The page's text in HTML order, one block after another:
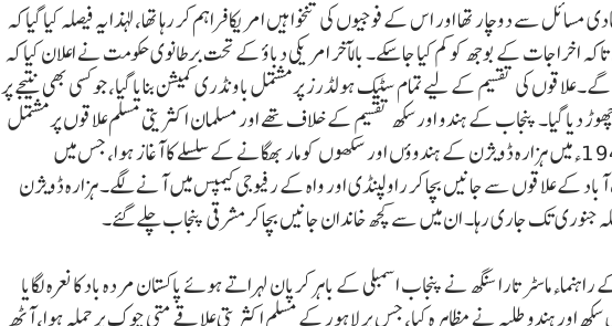
سے دوچار تھا اور اس کے فوجیوں کی تنخواہیں امریکا فراہم کر رہا تھا، لہذا یہ فیصلہ کیا گیا کہ
اخراجات کے بوجھ کو کم کیا جاسکے۔ بالآخر امریکی دباؤ کے تحت برطانوی حکومت نے اعلان کیا کہ
دیں گے۔ علاقوں کی تقسیم کے لیے تمام سٹیک ہولڈرز پر مشتمل باونڈری کمیشن بنایا گیا، جو کسی بھی نتیجے پر
چھوڑ دیا گیا۔ پنجاب کے ہندو اور سکھ تقسیم کے خلاف تھے اور مسلمان اکثریتی مسلم علاقوں پر مشتمل
ایک ریاست کے قیام کے حامی۔ دسمبر 1946ء میں ہزارہ ڈویژن کے ہندوؤں اور سکھوں کو مار بھگانے کے سلسلے کا آغاز ہوا، جس میں
آباد کے علاقوں سے جانیں بچا کر راولپنڈی اور واہ کے رفیوجی کیمپس میں آنے لگے۔ ہزارہ ڈویژن
تک جاری رہا۔ ان میں سے کچھ خاندان جانیں بچا کر مشرقی پنجاب چلے گئے۔
کو اکالی دل کے راہنماء ماسٹر تارا سنگھ نے پنجاب اسمبلی کے باہر کرپان لہراتے ہوئے پاکستان مردہ باد کا نعرہ لگایا
سکھ اور ہندو طلبہ نے مظاہرہ کیا، جس پر لاہور کے مسلم اکثریتی علاقے متی چوک پر حملہ ہوا، آٹھ